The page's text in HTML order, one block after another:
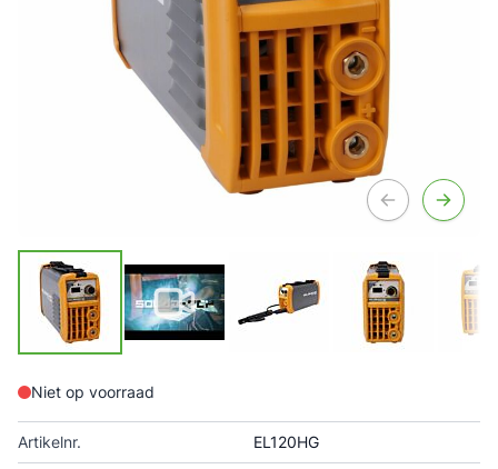
Niet op voorraad
Artikelnr. EL120HG